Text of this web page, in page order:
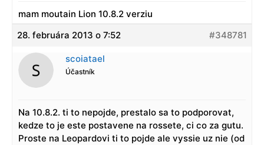
mam moutain Lion 10.8.2 verziu
28. februára 2013 o 7:52
#348781
scoiatael
Účastník
Na 10.8.2. ti to nepojde, prestalo sa to podporovat,
kedze to je este postavene na rossete, ci co za gutu.
Proste na Leopardovi ti to pojde ale vyssie uz nie (od